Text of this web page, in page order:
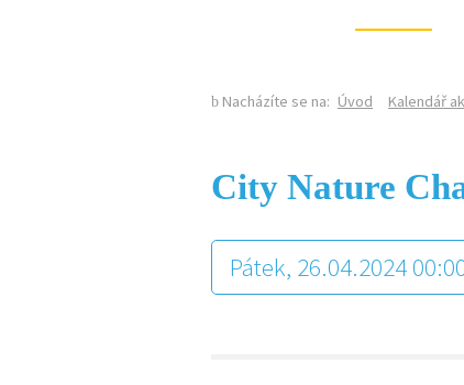
Nacházíte se na: Úvod Kalendář
City Nature
Pátek, 26.04.2024